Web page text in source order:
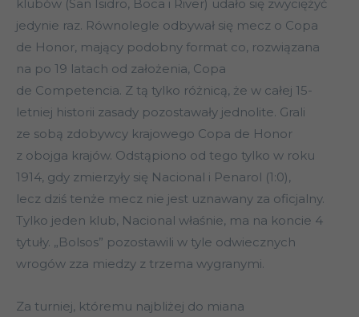
klubów (San Isidro, Boca i River) udało się zwyciężyć
jedynie raz. Równolegle odbywał się mecz o Copa
de Honor, mający podobny format co, rozwiązana
na po 19 latach od założenia, Copa
de Competencia. Z tą tylko różnicą, że w całej 15-
letniej historii zasady pozostawały jednolite. Grali
ze sobą zdobywcy krajowego Copa de Honor
z obojga krajów. Odstąpiono od tego tylko w roku
1914, gdy zmierzyły się Nacional i Penarol (1:0),
lecz dziś tenże mecz nie jest uznawany za oficjalny.
Tylko jeden klub, Nacional właśnie, ma na koncie 4
tytuły. „Bolsos” pozostawili w tyle odwiecznych
wrogów zza miedzy z trzema wygranymi.
Za turniej, któremu najbliżej do miana